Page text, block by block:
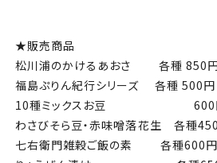
★販売商品
松川浦のかけるあおさ 各種 850
福島ぷりん紀行シリーズ 各種 500円
10種ミックスお豆 600
わさびそら豆・赤味噌落花生 各種
七右衛門雑穀ご飯の素 各種600円